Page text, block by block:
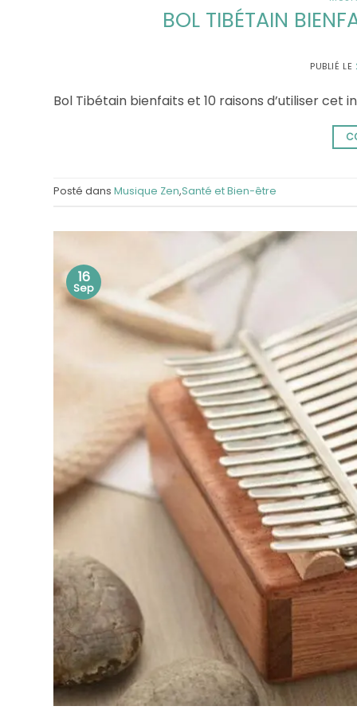
BOL TIBÉTAIN
PUBLIÉ LE
Bol Tibétain bienfaits et 10 raisons d’utiliser cet
Posté dans Musique Zen,Santé et Bien-être
16
Sep